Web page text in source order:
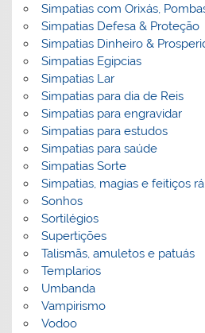
Simpatias com Orixás,
Simpatias Defesa & Proteção
Simpatias Dinheiro &
Simpatias Egipcias
Simpatias Lar
Simpatias para dia de Reis
Simpatias para engravidar
Simpatias para estudos
Simpatias para saúde
Simpatias Sorte
Simpatias, magias e feitiços
Sonhos
Sortilégios
Supertições
Talismãs, amuletos e patuás
Templarios
Umbanda
Vampirismo
Vodoo